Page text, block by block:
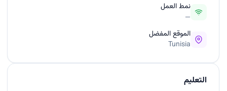
نمط العمل
—
الموقع المفضل
Tunisia
التعليم